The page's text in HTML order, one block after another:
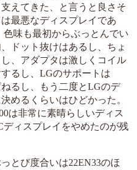
えてきた、と言うと良さそ
最悪なディスプレイであ
味も最初からぶっとんでい
ドット抜けはあるし、ちょ
、アダプタは激しくコイル
るし、LGのサポートは
るし、もう二度とLGのデ
めるくらいはひどかった。
は非常に素晴らしいディス
ィスプレイをやめたのが残
とび度合いは22EN33のほ